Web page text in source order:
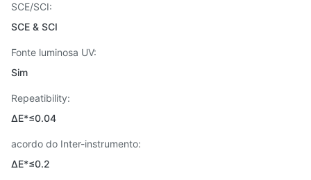
SCE/SCI:
SCE & SCI
Fonte luminosa UV:
Sim
Repeatibility:
ΔE*≤0.04
acordo do Inter-instrumento:
ΔE*≤0.2